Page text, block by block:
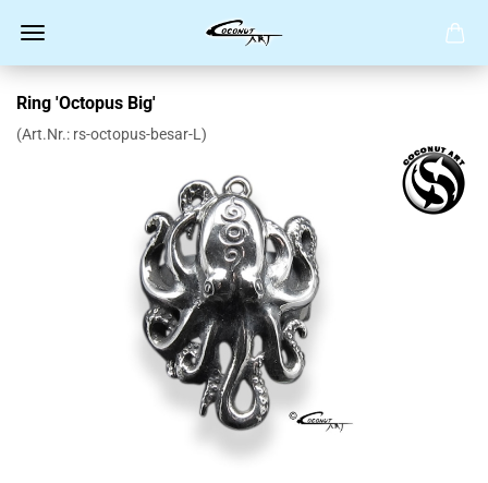
Ring 'Octopus Big'
(Art.Nr.: rs-octopus-besar-L )